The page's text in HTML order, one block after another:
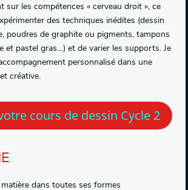
sur les compétences « cerveau droit », ce
des techniques inédites (dessin
poudres de graphite ou pigments, tampons
et pastel gras…) et de varier les supports. Je
personnalisé dans une
créative.
cours de dessin Cycle 2
matière dans toutes ses formes